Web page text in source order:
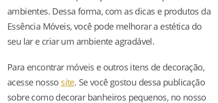
ambientes. Dessa forma, com as dicas e produtos da
Essência Móveis, você pode melhorar a estética do
seu lar e criar um ambiente agradável.
Para encontrar móveis e outros itens de decoração,
acesse nosso site. Se você gostou dessa publicação
sobre como decorar banheiros pequenos, no nosso